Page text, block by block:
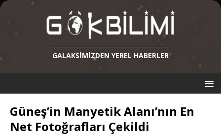
GALAKSIMIZDEN YEREL HABERLER
Güneş’in Manyetik Alanı’nın En
Net Fotoğrafları Çekildi